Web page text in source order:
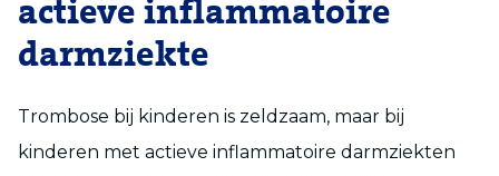
actieve inflammatoire
darmziekte
Trombose bij kinderen is zeldzaam, maar bij
kinderen met actieve inflammatoire darmziekten